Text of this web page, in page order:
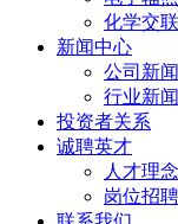
化学交
新闻中心
公司新闻
行业新闻
投资者关系
诚聘英才
人才理念
岗位招聘